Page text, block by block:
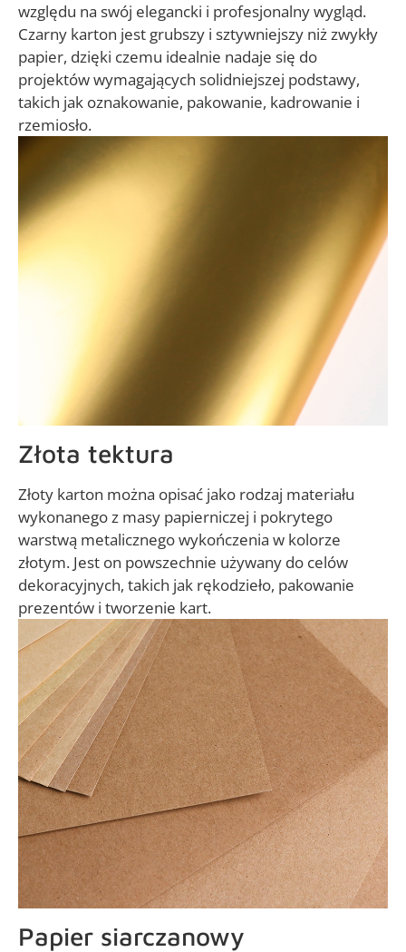
względu na swój elegancki i profesjonalny wygląd.
Czarny karton jest grubszy i sztywniejszy niż zwykły
papier, dzięki czemu idealnie nadaje się do
projektów wymagających solidniejszej podstawy,
takich jak oznakowanie, pakowanie, kadrowanie i
rzemiosło.
Złota tektura
Złoty karton można opisać jako rodzaj materiału
wykonanego z masy papierniczej i pokrytego
warstwą metalicznego wykończenia w kolorze
złotym. Jest on powszechnie używany do celów
dekoracyjnych, takich jak rękodzieło, pakowanie
prezentów i tworzenie kart.
Papier siarczanowy